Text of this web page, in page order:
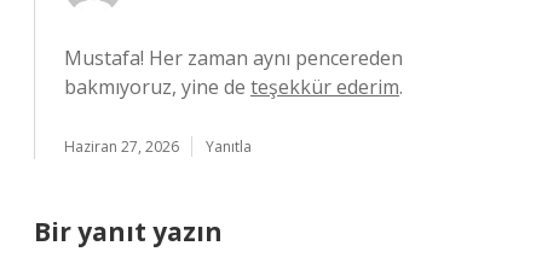
Mustafa! Her zaman aynı pencereden
bakmıyoruz, yine de teşekkür ederim.
Haziran 27, 2026 Yanıtla
Bir yanıt yazın